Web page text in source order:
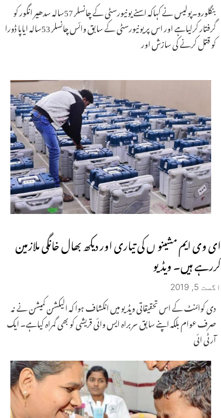
بنگلورو۔پولیس نے کہاکہ اسنے یونیورسٹی کے چانسلر 57سالہ سدھیر انگور کو
گرفتار کرلیاہے اور اس پر یونیورسٹی کے سابق وائس چانسلر 53سالہ ایاپا ڈورا
کو قتل کرنے کی سازش اور
ای وی ایم مشینو ں کی تیاری اور دیکھ بھال خانگی ملازمین
کررہے ہیں۔ ویڈیو
اگست 5, 2019
دی کوائنٹ کے اس تحقیقاتی ویڈیو میں انکشاف ہوا کہ الیکشن کمیشن نے نہ
صرف عوام بلکہ اپنے سابق سربراہ ایس وائی قریشی کو بھی گمراہ کیاہے۔ ایک
آرٹی ائی